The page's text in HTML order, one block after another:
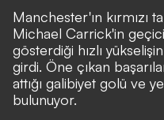
Manchester'ın kırmızı
Michael Carrick'in
gösterdiği hızlı
girdi. Öne çıkan
attığı galibiyet golü ve
bulunuyor.